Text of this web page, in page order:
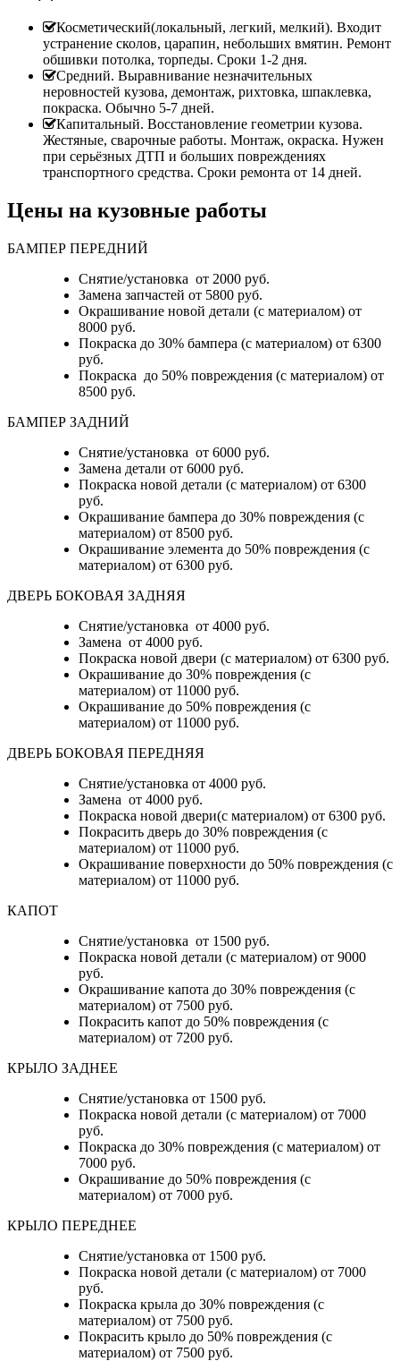
Косметический(локальный, легкий, мелкий). Входит
устранение сколов, царапин, небольших вмятин. Ремонт
обшивки потолка, торпеды. Сроки 1-2 дня.
Средний. Выравнивание незначительных
неровностей кузова, демонтаж, рихтовка, шпаклевка,
покраска. Обычно 5-7 дней.
Капитальный. Восстановление геометрии кузова.
Жестяные, сварочные работы. Монтаж, окраска. Нужен
при серьёзных ДТП и больших повреждениях
транспортного средства. Сроки ремонта от 14 дней.
Цены на кузовные работы
БАМПЕР ПЕРЕДНИЙ
Снятие/установка от 2000 руб.
Замена запчастей от 5800 руб.
Окрашивание новой детали (с материалом) от
8000 руб.
Покраска до 30% бампера (с материалом) от 6300
руб.
Покраска до 50% повреждения (с материалом) от
8500 руб.
БАМПЕР ЗАДНИЙ
Снятие/установка от 6000 руб.
Замена детали от 6000 руб.
Покраска новой детали (с материалом) от 6300
руб.
Окрашивание бампера до 30% повреждения (с
материалом) от 8500 руб.
Окрашивание элемента до 50% повреждения (с
материалом) от 6300 руб.
ДВЕРЬ БОКОВАЯ ЗАДНЯЯ
Снятие/установка от 4000 руб.
Замена от 4000 руб.
Покраска новой двери (с материалом) от 6300 руб.
Окрашивание до 30% повреждения (с
материалом) от 11000 руб.
Окрашивание до 50% повреждения (с
материалом) от 11000 руб.
ДВЕРЬ БОКОВАЯ ПЕРЕДНЯЯ
Снятие/установка от 4000 руб.
Замена от 4000 руб.
Покраска новой двери(с материалом) от 6300 руб.
Покрасить дверь до 30% повреждения (с
материалом) от 11000 руб.
Окрашивание поверхности до 50% повреждения (с
материалом) от 11000 руб.
КАПОТ
Снятие/установка от 1500 руб.
Покраска новой детали (с материалом) от 9000
руб.
Окрашивание капота до 30% повреждения (с
материалом) от 7500 руб.
Покрасить капот до 50% повреждения (с
материалом) от 7200 руб.
КРЫЛО ЗАДНЕЕ
Снятие/установка от 1500 руб.
Покраска новой детали (с материалом) от 7000
руб.
Покраска до 30% повреждения (с материалом) от
7000 руб.
Окрашивание до 50% повреждения (с
материалом) от 7000 руб.
КРЫЛО ПЕРЕДНЕЕ
Снятие/установка от 1500 руб.
Покраска новой детали (с материалом) от 7000
руб.
Покраска крыла до 30% повреждения (с
материалом) от 7500 руб.
Покрасить крыло до 50% повреждения (с
материалом) от 7500 руб.